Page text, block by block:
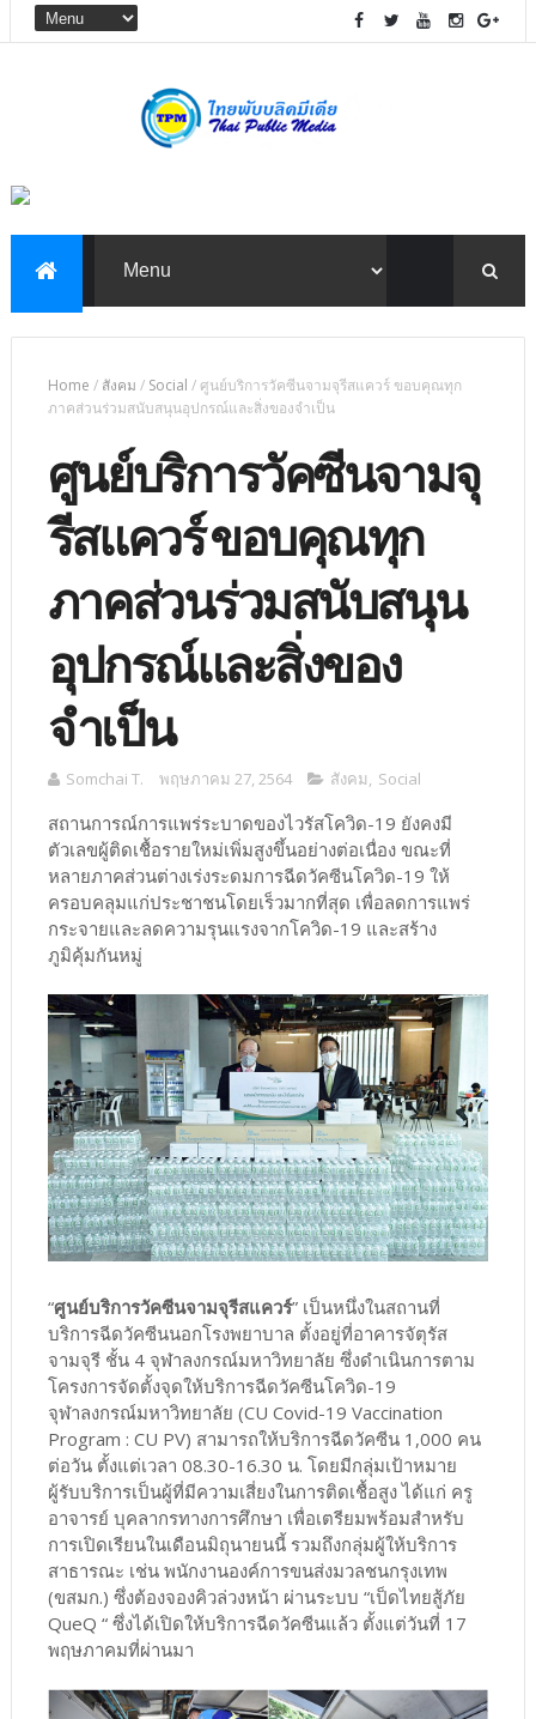
Home / สังคม / Social /ศูนย์บริการวัคซีนจามจุรีสแควร์ ขอบคุณทุก
ภาคส่วนร่วมสนับสนุนอุปกรณ์และสิ่งของจำเป็น
ศูนย์บริการวัคซีนจามจุ
รีสแควร์ ขอบคุณทุก
ภาคส่วนร่วมสนับสนุน
อุปกรณ์และสิ่งของ
จำเป็น
Somchai T. พฤษภาคม 27, 2564 สังคม, Social
สถานการณ์การแพร่ระบาดของไวรัสโควิด-19 ยังคงมี
ตัวเลขผู้ติดเชื้อรายใหม่เพิ่มสูงขึ้นอย่างต่อเนื่อง ขณะที่
หลายภาคส่วนต่างเร่งระดมการฉีดวัคซีนโควิด-19 ให้
ครอบคลุมแก่ประชาชนโดยเร็วมากที่สุด เพื่อลดการแพร่
กระจายและลดความรุนแรงจากโควิด-19 และสร้าง
ภูมิคุ้มกันหมู่
“ศูนย์บริการวัคซีนจามจุรีสแควร์” เป็นหนึ่งในสถานที่
บริการฉีดวัคซีนนอกโรงพยาบาล ตั้งอยู่ที่อาคารจัตุรัส
จามจุรี ชั้น 4 จุฬาลงกรณ์มหาวิทยาลัย ซึ่งดำเนินการตาม
โครงการจัดตั้งจุดให้บริการฉีดวัคซีนโควิด-19
จุฬาลงกรณ์มหาวิทยาลัย (CU Covid-19 Vaccination
Program : CU PV) สามารถให้บริการฉีดวัคซีน 1,000 คน
ต่อวัน ตั้งแต่เวลา 08.30-16.30 น. โดยมีกลุ่มเป้าหมาย
ผู้รับบริการเป็นผู้ที่มีความเสี่ยงในการติดเชื้อสูง ได้แก่ ครู
อาจารย์ บุคลากรทางการศึกษา เพื่อเตรียมพร้อมสำหรับ
การเปิดเรียนในเดือนมิถุนายนนี้ รวมถึงกลุ่มผู้ให้บริการ
สาธารณะ เช่น พนักงานองค์การขนส่งมวลชนกรุงเทพ
(ขสมก.) ซึ่งต้องจองคิวล่วงหน้า ผ่านระบบ “เป็ดไทยสู้ภัย
QueQ “ ซึ่งได้เปิดให้บริการฉีดวัคซีนแล้ว ตั้งแต่วันที่ 17
พฤษภาคมที่ผ่านมา ​